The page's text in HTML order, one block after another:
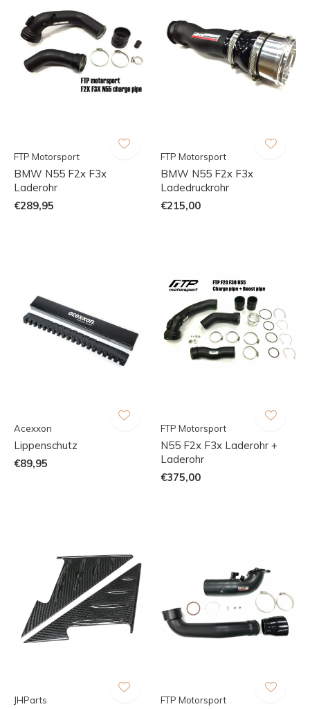
FTP Motorsport
BMW N55 F2x F3x
Laderohr
€289,95
FTP Motorsport
BMW N55 F2x F3x
Ladedruckrohr
€215,00
Acexxon
Lippenschutz
€89,95
FTP Motorsport
N55 F2x F3x Laderohr +
Laderohr
€375,00
JHParts FTP Motorsport